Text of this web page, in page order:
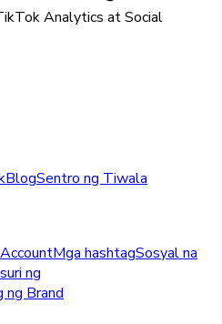
Analytics at Social
BlogSentro ng Tiwala
Mga hashtagSosyal na
ng
ng Brand